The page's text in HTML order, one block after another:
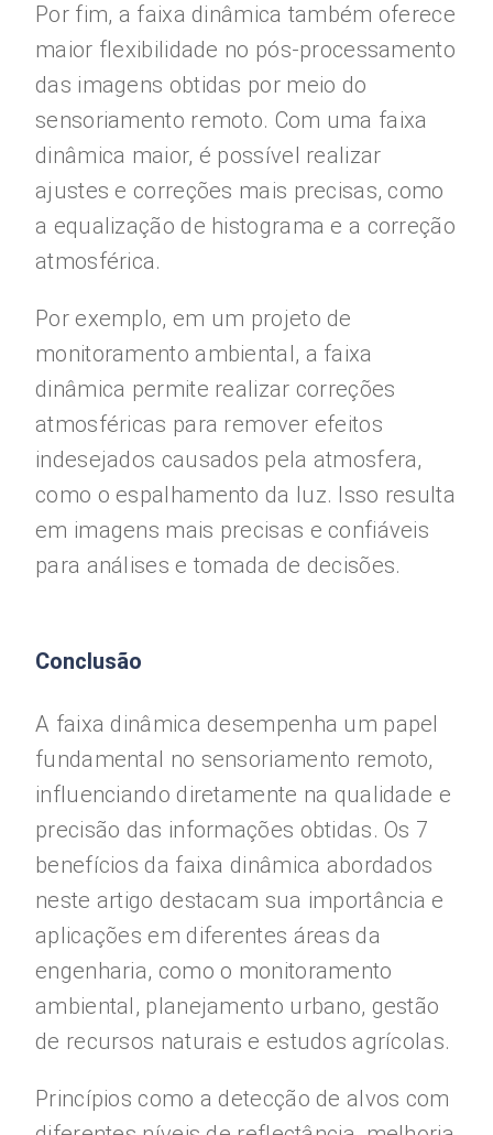
Por fim, a faixa dinâmica também oferece
maior flexibilidade no pós-processamento
das imagens obtidas por meio do
sensoriamento remoto. Com uma faixa
dinâmica maior, é possível realizar
ajustes e correções mais precisas, como
a equalização de histograma e a correção
atmosférica.
Por exemplo, em um projeto de
monitoramento ambiental, a faixa
dinâmica permite realizar correções
atmosféricas para remover efeitos
indesejados causados pela atmosfera,
como o espalhamento da luz. Isso resulta
em imagens mais precisas e confiáveis
para análises e tomada de decisões.
Conclusão
A faixa dinâmica desempenha um papel
fundamental no sensoriamento remoto,
influenciando diretamente na qualidade e
precisão das informações obtidas. Os 7
benefícios da faixa dinâmica abordados
neste artigo destacam sua importância e
aplicações em diferentes áreas da
engenharia, como o monitoramento
ambiental, planejamento urbano, gestão
de recursos naturais e estudos agrícolas.
Princípios como a detecção de alvos com